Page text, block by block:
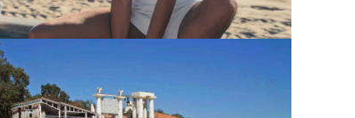
шорти сезону: 3 головні фасони і з
носити
0